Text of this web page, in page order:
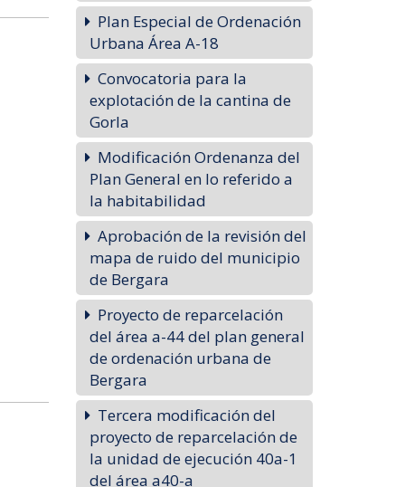
Plan Especial de Ordenación
Urbana Área A-18
Convocatoria para la
explotación de la cantina de
Gorla
Modificación Ordenanza del
Plan General en lo referido a
la habitabilidad
Aprobación de la revisión del
mapa de ruido del municipio
de Bergara
Proyecto de reparcelación
del área a-44 del plan general
de ordenación urbana de
Bergara
Tercera modificación del
proyecto de reparcelación de
la unidad de ejecución 40a-1
del área a40-a